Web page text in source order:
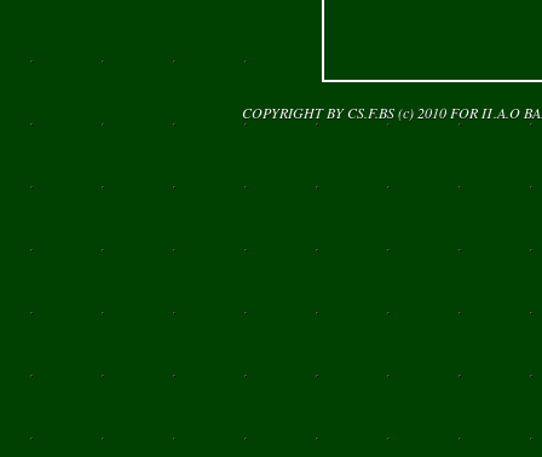
COPYRIGHT BY CS.F.BS (c) 2010 FOR Π.Α.Ο